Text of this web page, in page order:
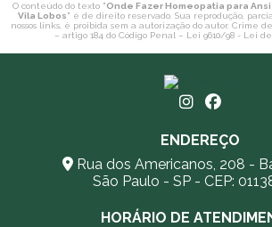
O conteúdo do texto "Onde Fazer Homeopatia para
Vila Lobos" é de direito reservado. Sua reprodução,
nossos links, é proibida sem a autorização do autor. Crime
– artigo 184 do Código Penal – Lei 9610/98 - Lei
ENDEREÇO
Rua dos Americanos, 208 -
São Paulo - SP - CEP:
HORÁRIO DE